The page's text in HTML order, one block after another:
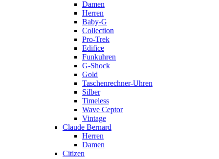
Damen
Herren
Baby-G
Collection
Pro-Trek
Edifice
Funkuhren
G-Shock
Gold
Taschenrechner-Uhren
Silber
Timeless
Wave Ceptor
Vintage
Claude Bernard
Herren
Damen
Citizen